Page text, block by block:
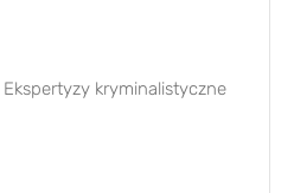
kryminalistyczne